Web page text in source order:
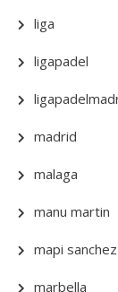
liga
ligapadel
madrid
malaga
manu martin
mapi
marbella